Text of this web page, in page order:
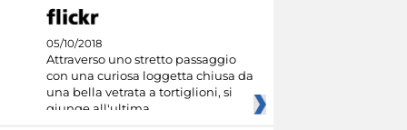
05/10/2018
Attraverso uno stretto passaggio
con una curiosa loggetta chiusa da
una bella vetrata a tortiglioni, si
giunge all'ultima